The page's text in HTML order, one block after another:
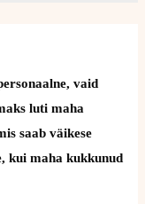
vaid
luti maha
saab väikese
kui maha kukkunud